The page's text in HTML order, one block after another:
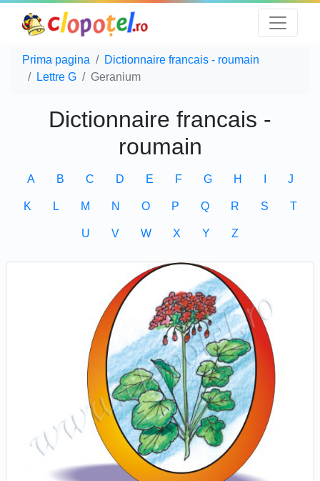
Prima pagina
Dictionnaire francais - roumain
Lettre G
Geranium
Dictionnaire francais -
roumain
A B C D E F G H J
K L M N O P Q R S T
U V W X Y Z